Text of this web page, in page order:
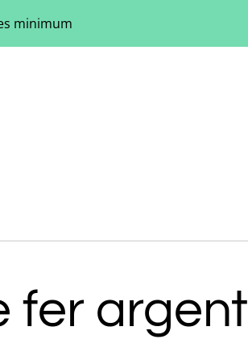
minimum
fer argent